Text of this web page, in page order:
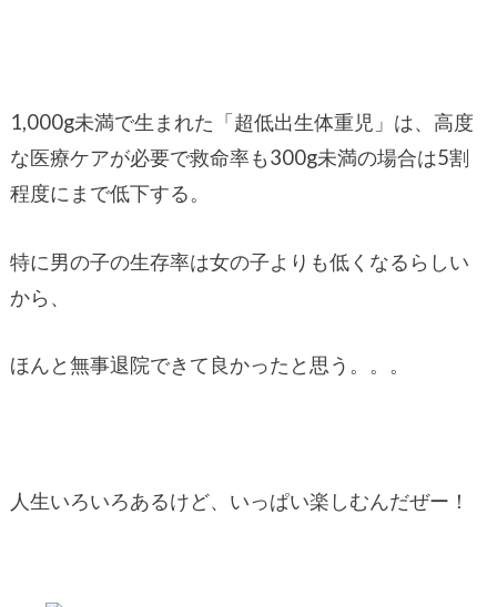
1,000g未満で生まれた「超低出生体重児」は、高度
な医療ケアが必要で救命率も300g未満の場合は5割
程度にまで低下する。
特に男の子の生存率は女の子よりも低くなるらしい
から、
ほんと無事退院できて良かったと思う。。。
人生いろいろあるけど、いっぱい楽しむんだぜー！